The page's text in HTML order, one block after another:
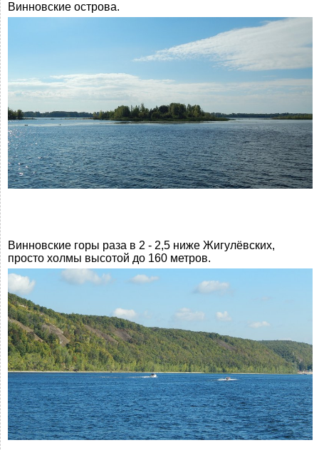
Винновские острова.
Винновские горы раза в 2 - 2,5 ниже Жигулёвских,
просто холмы высотой до 160 метров.